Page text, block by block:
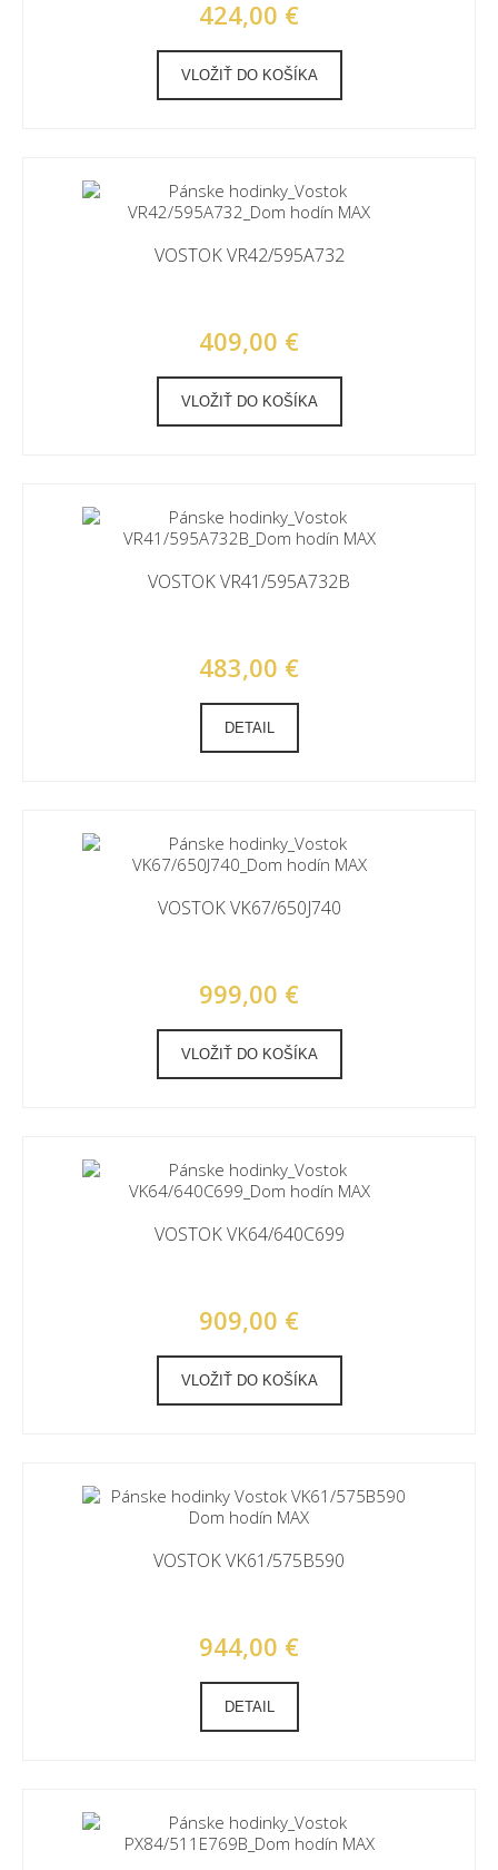
424,00 €
VLOŽIŤ DO KOŠÍKA
VOSTOK VR42/595A732
409,00 €
VLOŽIŤ DO KOŠÍKA
VOSTOK VR41/595A732B
483,00 €
DETAIL
VOSTOK VK67/650J740
999,00 €
VLOŽIŤ DO KOŠÍKA
VOSTOK VK64/640C699
909,00 €
VLOŽIŤ DO KOŠÍKA
VOSTOK VK61/575B590
944,00 €
DETAIL